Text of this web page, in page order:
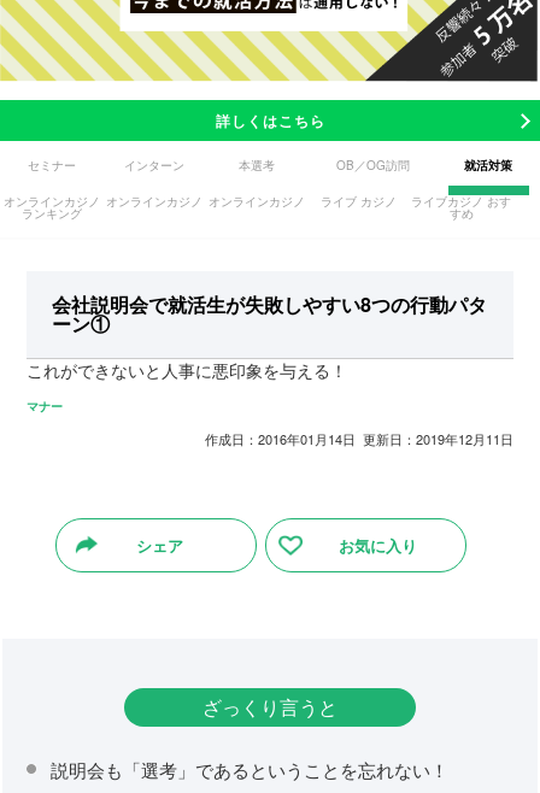
詳しくはこちら
セミナー インターン 本選考 OB／OG訪問 就活対策
オンラインカジノ
ランキング
オンラインカジノ オンラインカジノ ライブ カジノ ライブカジノ おす
すめ
会社説明会で就活生が失敗しやすい8つの行動パタ
ーン①
これができないと人事に悪印象を与える！
マナー
作成日：2016年01月14日 更新日：2019年12月11日
シェア お気に入り
ざっくり言うと
説明会も「選考」であるということを忘れない！